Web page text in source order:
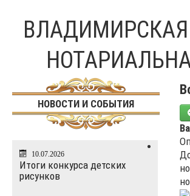
НОВОСТИ И СОБЫТИЯ
10.07.2026
Итоги конкурса детских
рисунков